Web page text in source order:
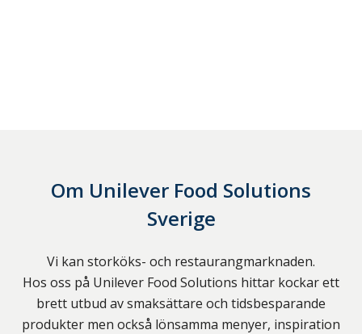
Om Unilever Food Solutions
Sverige
Vi kan storköks- och restaurangmarknaden.
Hos oss på Unilever Food Solutions hittar kockar ett
brett utbud av smaksättare och tidsbesparande
produkter men också lönsamma menyer, inspiration